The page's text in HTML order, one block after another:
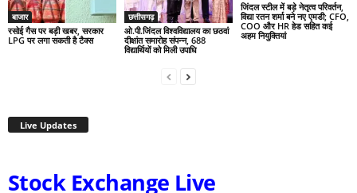
बाजार
रसोई गैस पर बड़ी खबर, सरकार
LPG पर लगा सकती है टैक्स
छत्तीसगढ़
ओ.पी.जिंदल विश्वविद्यालय का छठवां
दीक्षांत समारोह संपन्न, 688
विद्यार्थियों को मिली उपाधि
जिंदल स्टील में बड़े नेतृत्व परिवर्तन,
विद्या रतन शर्मा बने नए एमडी; CFO,
COO और HR हेड सहित कई
अहम नियुक्तियां
Live Updates
Stock Exchange Live